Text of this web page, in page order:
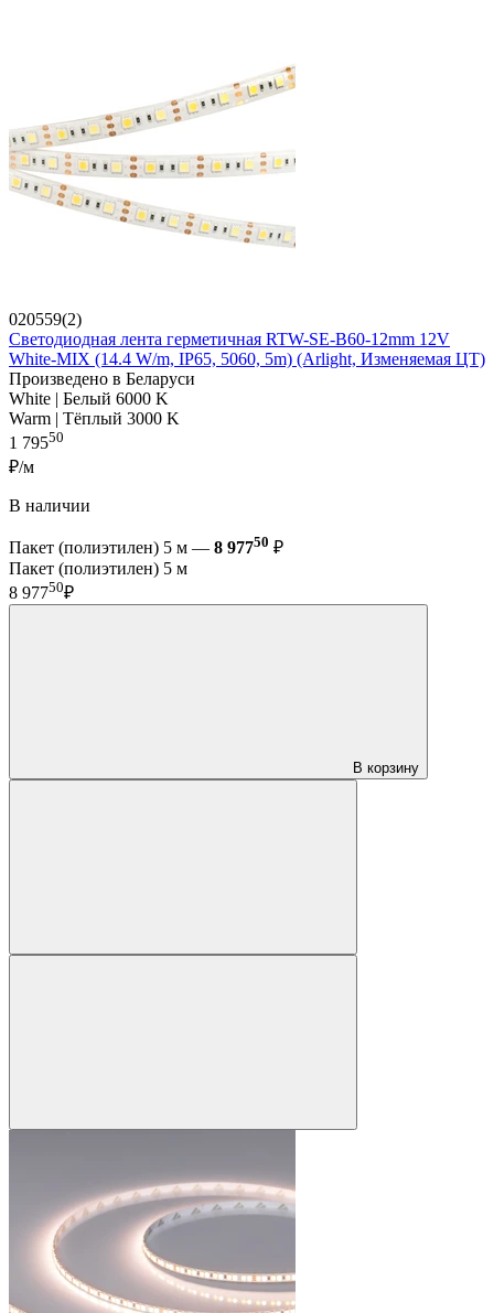
020559(2)
Светодиодная лента герметичная RTW-SE-B60-12mm 12V
White-MIX (14.4 W/m, IP65, 5060, 5m) (Arlight, Изменяемая ЦТ)
Произведено в Беларуси
White | Белый 6000 K
Warm | Тёплый 3000 K
1 79550
₽/м
В наличии
Пакет (полиэтилен) 5 м — 8 97750 ₽
Пакет (полиэтилен) 5 м
8 97750₽
В корзину